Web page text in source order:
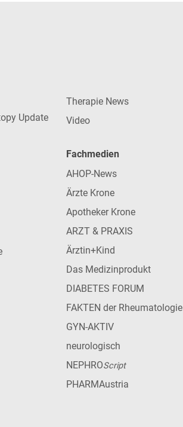
Update
Therapie News
Video
Fachmedien
AHOP-News
Ärzte Krone
Apotheker Krone
ARZT & PRAXIS
Ärztin+Kind
Das Medizinprodukt
DIABETES FORUM
FAKTEN der Rheumatologie
GYN-AKTIV
neurologisch
NEPHROScript
PHARMAustria